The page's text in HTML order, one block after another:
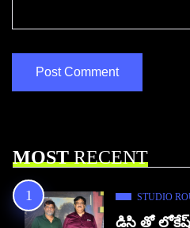
MOSTRECENT
STUDIO
డిసి తో